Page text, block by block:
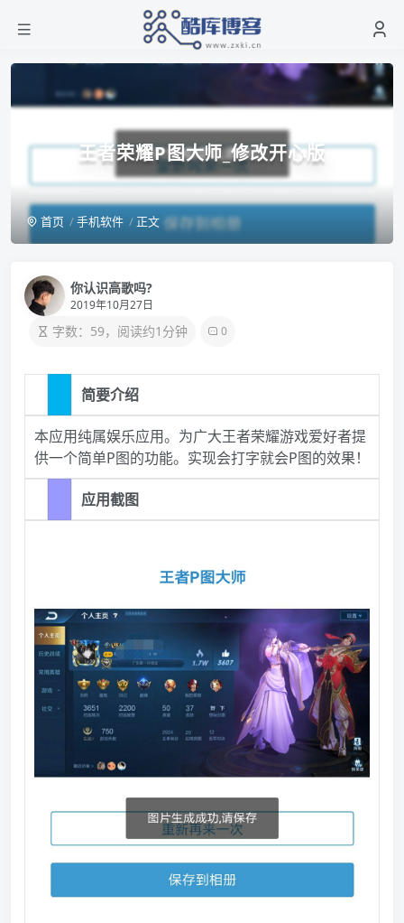
王者荣耀P图大师_修改开心版
首页 手机软件 正文
你认识高歌吗?
2019年10月27日
字数：59，阅读约1分钟 0
简要介绍
本应用纯属娱乐应用。为广大王者荣耀游戏爱好者提
供一个简单P图的功能。实现会打字就会P图的效果！
应用截图